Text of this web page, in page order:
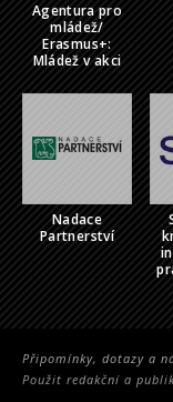
Agentura pro
mládež/
Erasmus+:
Mládež v akci
Nadace
Partnerství
Připomínky, dotazy a
Použit redakční a